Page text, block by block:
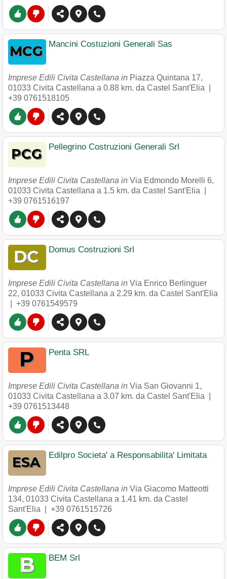
Mancini Costuzioni Generali Sas
Imprese Edili Civita Castellana in Piazza Quintana 17,
01033 Civita Castellana a 0.88 km. da Castel Sant'Elia |
+39 0761518105
Pellegrino Costruzioni Generali Srl
Imprese Edili Civita Castellana in Via Edmondo Morelli 6,
01033 Civita Castellana a 1.5 km. da Castel Sant'Elia |
+39 0761516197
Domus Costruzioni Srl
Imprese Edili Civita Castellana in Via Enrico Berlinguer
22, 01033 Civita Castellana a 2.29 km. da Castel Sant'Elia
+39 0761549579
Penta SRL
Imprese Edili Civita Castellana in Via San Giovanni 1,
01033 Civita Castellana a 3.07 km. da Castel Sant'Elia |
+39 0761513448
Edilpro Societa' a Responsabilita' Limitata
Imprese Edili Civita Castellana in Via Giacomo Matteotti
134, 01033 Civita Castellana a 1.41 km. da Castel
Sant'Elia | +39 0761515726
BEM Srl